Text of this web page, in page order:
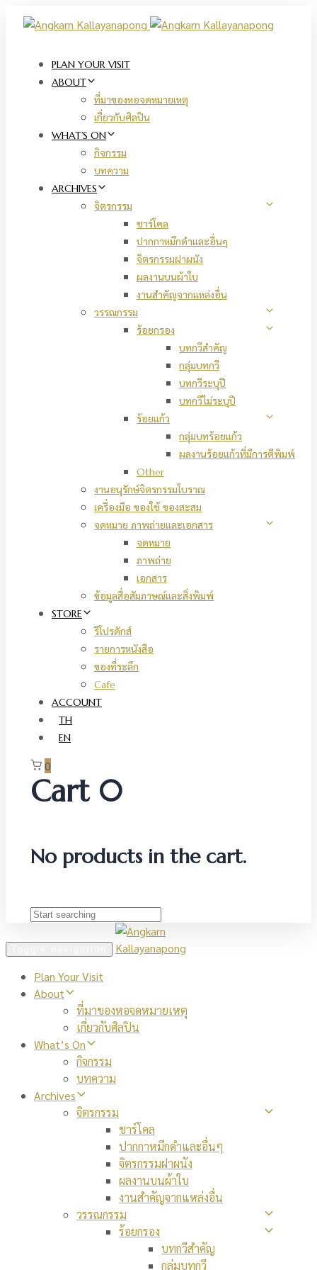
Skip
links
Skip
navigationPLAN YOUR VISIT
ABOUT
ที่มาของหอจดหมายเหตุ
เกี่ยวกับศิลปิน
WHAT’S ON
กิจกรรม
บทความ
ARCHIVES
จิตรกรรม
ชาร์โคล
ปากกาหมึกดำและอื่นๆ
จิตรกรรมฝาผนัง
ผลงานบนผ้าใบ
งานสำคัญจากแหล่งอื่น
วรรณกรรม
ร้อยกรอง
บทกวีสำคัญ
กลุ่มบทกวี
บทกวีระบุปี
บทกวีไม่ระบุปี
ร้อยแก้ว
กลุ่มบทร้อยแก้ว
ผลงานร้อยแก้วที่มีการตีพิมพ์
Other
งานอนุรักษ์จิตรกรรมโบราณ
เครื่องมือ ของใช้ ของสะสม
จดหมาย ภาพถ่ายและเอกสาร
จดหมาย
ภาพถ่าย
เอกสาร
ข้อมูลสื่อสัมภาษณ์และสิ่งพิมพ์
STORE
รีโปรดักส์
รายการหนังสือ
ของที่ระลึก
Cafe
ACCOUNT
TH
EN
0
Cart 0
No products in the cart.
Plan Your Visit
About
ที่มาของหอจดหมายเหตุ
เกี่ยวกับศิลปิน
What’s On
กิจกรรม
บทความ
Archives
จิตรกรรม
ชาร์โคล
ปากกาหมึกดำและอื่นๆ
จิตรกรรมฝาผนัง
ผลงานบนผ้าใบ
งานสำคัญจากแหล่งอื่น
วรรณกรรม
ร้อยกรอง
บทกวีสำคัญ
กลุ่มบทกวี